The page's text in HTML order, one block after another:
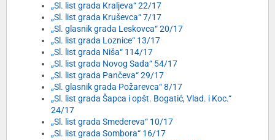
„Sl. list grada Kraljeva“ 22/17
„Sl. list grada Kruševca“ 7/17
„Sl. glasnik grada Leskovca“ 20/17
„Sl. list grada Loznice“ 13/17
„Sl. list grada Niša“ 114/17
„Sl. list grada Novog Sada“ 54/17
„Sl. list grada Pančeva“ 29/17
„Sl. glasnik grada Požarevca“ 8/17
„Sl. list grada Šapca i opšt. Bogatić, Vlad. i Koc.“
24/17
„Sl. list grada Smedereva“ 10/17
„Sl. list grada Sombora“ 16/17